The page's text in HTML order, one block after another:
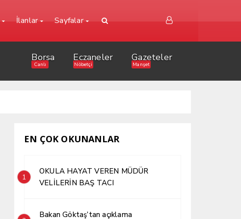
İlanlar Sayfalar
Borsa
Canlı
Eczaneler
Nöbetçi
Gazeteler
Manşet
EN ÇOK OKUNANLAR
1
OKULA HAYAT VEREN MÜDÜR
VELİLERİN BAŞ TACI
Bakan Göktaş’tan açıklama